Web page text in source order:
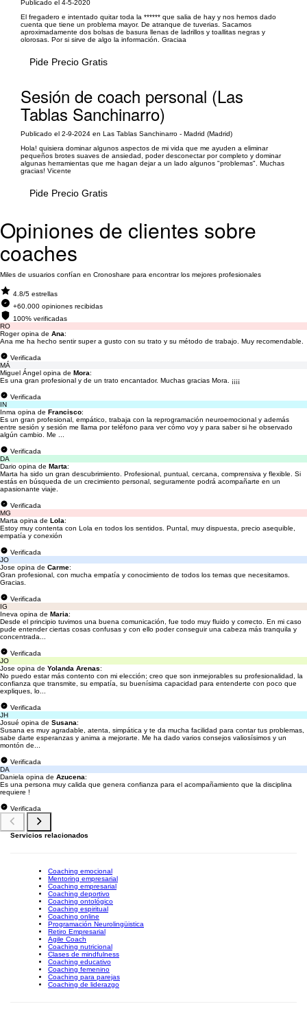
Publicado el 4-5-2020
El fregadero e intentado quitar toda la ****** que salia de hay y nos hemos dado
cuenta que tiene un problema mayor. De atranque de tuverias. Sacamos
aproximadamente dos bolsas de basura llenas de ladrillos y toallitas negras y
olorosas. Por si sirve de algo la información. Graciaa
Pide Precio Gratis
Sesión de coach personal (Las
Tablas Sanchinarro)
Publicado el 2-9-2024 en Las Tablas Sanchinarro - Madrid (Madrid)
Hola! quisiera dominar algunos aspectos de mi vida que me ayuden a eliminar
pequeños brotes suaves de ansiedad, poder desconectar por completo y dominar
algunas herramientas que me hagan dejar a un lado algunos "problemas". Muchas
gracias! Vicente
Pide Precio Gratis
Opiniones de clientes sobre
coaches
Miles de usuarios confían en Cronoshare para encontrar los mejores profesionales
4.8/5 estrellas
+60.000 opiniones recibidas
100% verificadas
RO
Roger opina de Ana:
Ana me ha hecho sentir super a gusto con su trato y su método de trabajo. Muy recomendable.
Verificada
MÁ
Miguel Ángel opina de Mora:
Es una gran profesional y de un trato encantador. Muchas gracias Mora. ¡¡¡¡
Verificada
IN
Inma opina de Francisco:
Es un gran profesional, empático, trabaja con la reprogramación neuroemocional y además
entre sesión y sesión me llama por teléfono para ver cómo voy y para saber si he observado
algún cambio. Me ...
Verificada
DA
Dario opina de Marta:
Marta ha sido un gran descubrimiento. Profesional, puntual, cercana, comprensiva y flexible. Si
estás en búsqueda de un crecimiento personal, seguramente podrá acompañarte en un
apasionante viaje.
Verificada
MG
Marta opina de Lola:
Estoy muy contenta con Lola en todos los sentidos. Puntal, muy dispuesta, precio asequible,
empatía y conexión
Verificada
JO
Jose opina de Carme:
Gran profesional, con mucha empatía y conocimiento de todos los temas que necesitamos.
Gracias.
Verificada
IG
Ineva opina de Maria:
Desde el principio tuvimos una buena comunicación, fue todo muy fluido y correcto. En mi caso
pude entender ciertas cosas confusas y con ello poder conseguir una cabeza más tranquila y
concentrada...
Verificada
JO
Jose opina de Yolanda Arenas:
No puedo estar más contento con mi elección; creo que son inmejorables su profesionalidad, la
confianza que transmite, su empatía, su buenísima capacidad para entenderte con poco que
expliques, lo...
Verificada
JH
Josué opina de Susana:
Susana es muy agradable, atenta, simpática y te da mucha facilidad para contar tus problemas,
sabe darte esperanzas y anima a mejorarte. Me ha dado varios consejos valiosísimos y un
montón de...
Verificada
DA
Daniela opina de Azucena:
Es una persona muy calida que genera confianza para el acompañamiento que la disciplina
requiere !
Verificada
Servicios relacionados
Coaching emocional
Mentoring empresarial
Coaching empresarial
Coaching deportivo
Coaching ontológico
Coaching espiritual
Coaching online
Programación Neurolingüistica
Retiro Empresarial
Agile Coach
Coaching nutricional
Clases de mindfulness
Coaching educativo
Coaching femenino
Coaching para parejas
Coaching de liderazgo